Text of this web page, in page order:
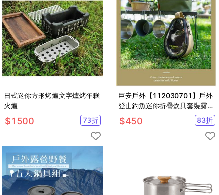
日式迷你方形烤爐文字爐烤年糕
火爐
$1500 73折
巨安戶外【112030701】戶外
登山釣魚迷你折疊炊具套裝露營
野餐燒烤廚具雪拉碗包
$450 83折